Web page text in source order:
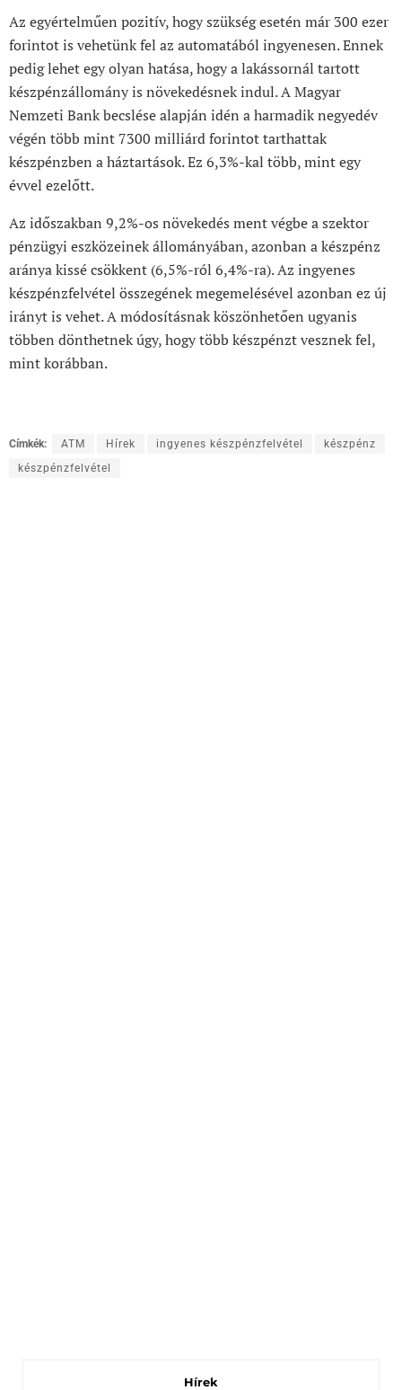
Az egyértelműen pozitív, hogy szükség esetén már 300 ezer
forintot is vehetünk fel az automatából ingyenesen. Ennek
pedig lehet egy olyan hatása, hogy a lakássornál tartott
készpénzállomány is növekedésnek indul. A Magyar
Nemzeti Bank becslése alapján idén a harmadik negyedév
végén több mint 7300 milliárd forintot tarthattak
készpénzben a háztartások. Ez 6,3%-kal több, mint egy
évvel ezelőtt.
Az időszakban 9,2%-os növekedés ment végbe a szektor
pénzügyi eszközeinek állományában, azonban a készpénz
aránya kissé csökkent (6,5%-ról 6,4%-ra). Az ingyenes
készpénzfelvétel összegének megemelésével azonban ez új
irányt is vehet. A módosításnak köszönhetően ugyanis
többen dönthetnek úgy, hogy több készpénzt vesznek fel,
mint korábban.
Címkék: ATM Hírek ingyenes készpénzfelvétel
készpénz
készpénzfelvétel
Hírek